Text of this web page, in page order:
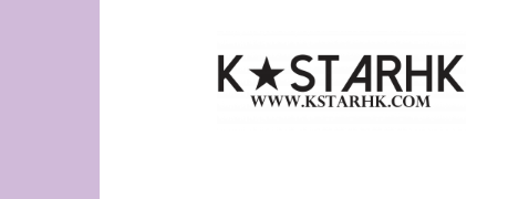
Star
HK